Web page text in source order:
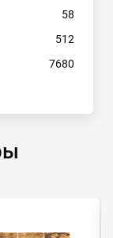
58
512
7680